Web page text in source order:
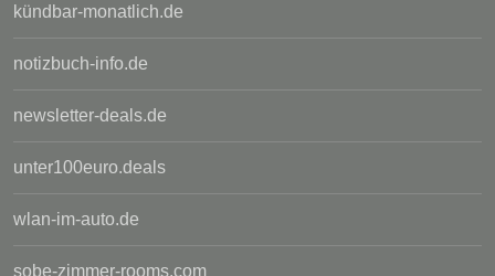
kündbar-monatlich.de
notizbuch-info.de
newsletter-deals.de
unter100euro.deals
wlan-im-auto.de
sobe-zimmer-rooms.com